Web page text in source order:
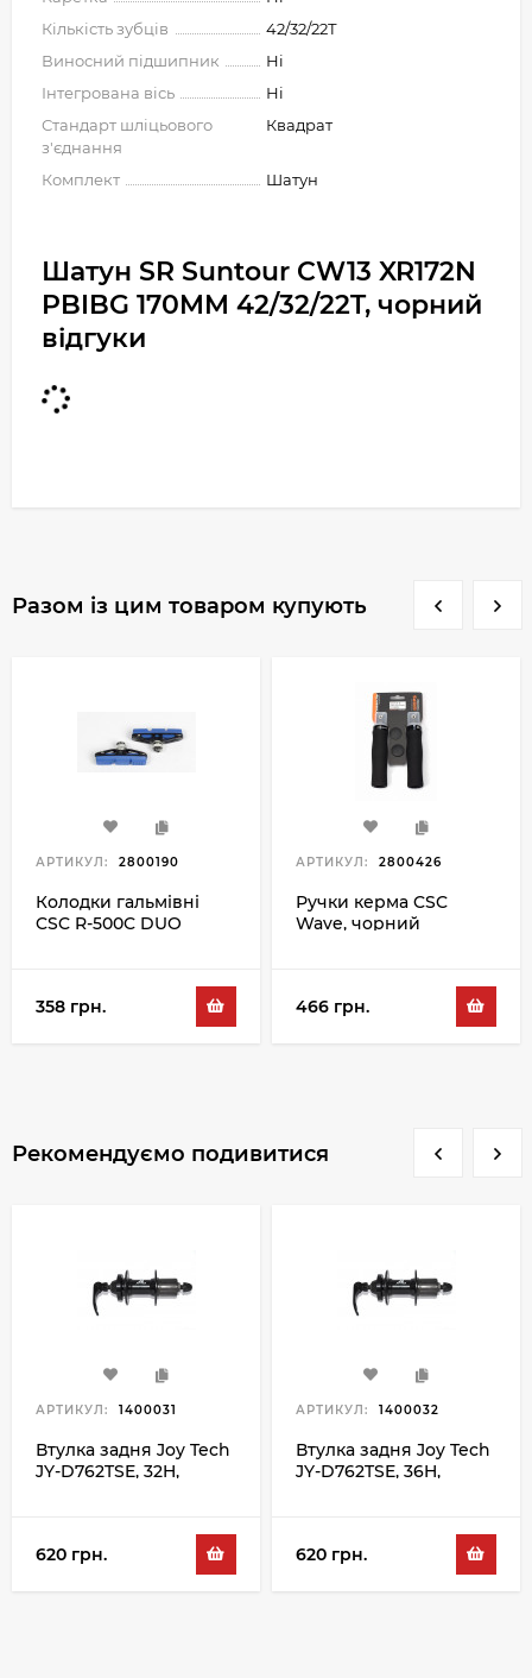
Кількість зубців
42/32/22Т
Виносний підшипник
Ні
Інтегрована вісь
Ні
Стандарт шліцьового
з'єднання
Квадрат
Комплект Шатун
Шатун SR Suntour CW13 XR172N
PBIBG 170MM 42/32/22T, чорний
відгуки
Разом із цим товаром купують
АРТИКУЛ: 2800190
Колодки гальмівні
CSC R-500C DUO
358 грн.
АРТИКУЛ: 2800426
Ручки керма CSC
Wave, чорний
466 грн.
Рекомендуємо подивитися
АРТИКУЛ: 1400031
Втулка задня Joy Tech
JY-D762TSE, 32H,
620 грн.
АРТИКУЛ: 1400032
Втулка задня Joy Tech
JY-D762TSE, 36H,
620 грн.